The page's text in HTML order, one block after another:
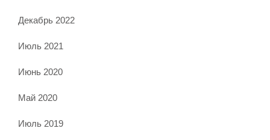
Декабрь 2022
Июль 2021
Июнь 2020
Май 2020
Июль 2019